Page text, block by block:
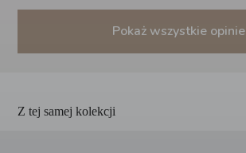
Pokaż wszystkie opinie
Z tej samej kolekcji